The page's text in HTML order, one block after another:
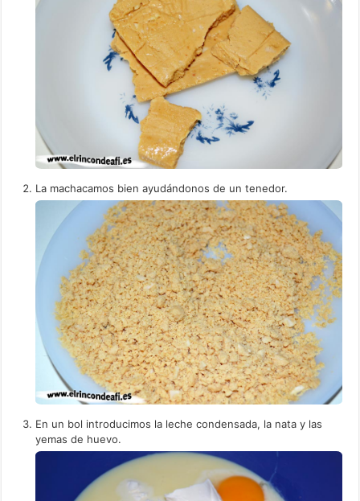
La machacamos bien ayudándonos de un tenedor.
En un bol introducimos la leche condensada, la nata y las
yemas de huevo.